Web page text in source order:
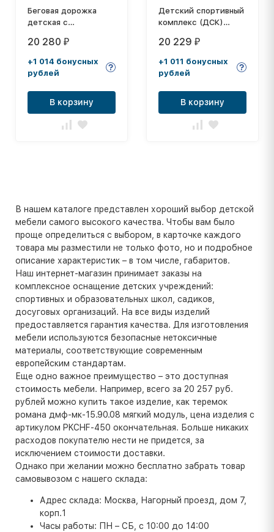
Беговая дорожка
детская с
20 280 ₽
+1 014 бонусных
рублей
В корзину
Детский спортивный
комплекс (ДСК)
+ тренажер для
осанки №2, орех
20 229 ₽
+1 011 бонусных
рублей
В корзину
В нашем каталоге представлен хороший выбор детской
мебели самого высокого качества. Чтобы вам было
проще определиться с выбором, в карточке каждого
товара мы разместили не только фото, но и подробное
описание характеристик – в том числе, габаритов.
Наш интернет-магазин принимает заказы на
комплексное оснащение детских учреждений:
спортивных и образовательных школ, садиков,
досуговых организаций. На все виды изделий
предоставляется гарантия качества. Для изготовления
мебели используются безопасные нетоксичные
материалы, соответствующие современным
европейским стандартам.
Еще одно важное преимущество – это доступная
стоимость мебели. Например, всего за 20 257 руб.
рублей можно купить такое изделие, как теремок
романа дмф-мк-15.90.08 мягкий модуль, цена изделия с
артикулом PKCHF-450 окончательная. Больше никаких
расходов покупателю нести не придется, за
исключением стоимости доставки.
Однако при желании можно бесплатно забрать товар
самовывозом с нашего склада:
Адрес склада: Москва, Нагорный проезд, дом 7,
корп.1
Часы работы: ПН – СБ, с 10:00 до 14:00